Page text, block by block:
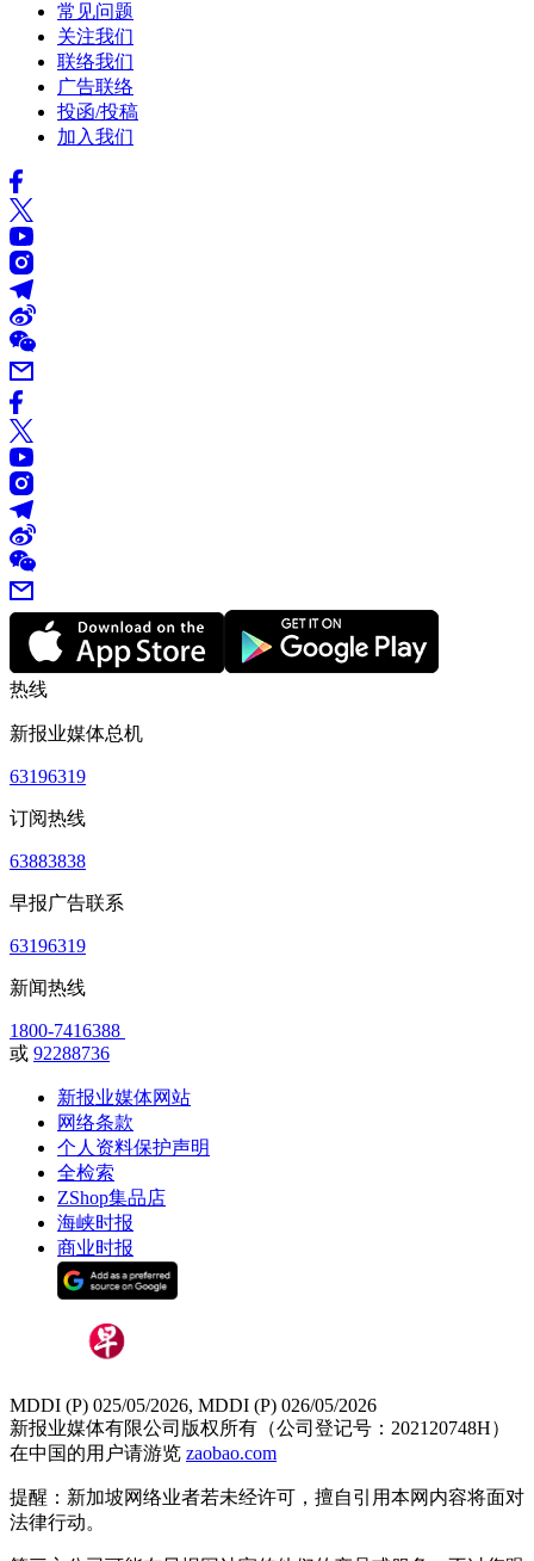
常见问题
关注我们
联络我们
广告联络
投函/投稿
加入我们
热线
新报业媒体总机
63196319
订阅热线
63883838
早报广告联系
63196319
新闻热线
1800-7416388
或 92288736
新报业媒体网站
网络条款
个人资料保护声明
全检索
ZShop集品店
海峡时报
商业时报
MDDI (P) 025/05/2026, MDDI (P) 026/05/2026
新报业媒体有限公司版权所有（公司登记号：202120748H）
在中国的用户请游览 zaobao.com
提醒：新加坡网络业者若未经许可，擅自引用本网内容将面对
法律行动。